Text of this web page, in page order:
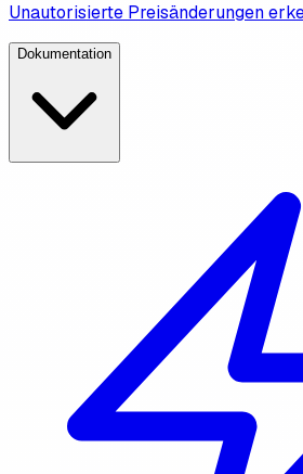
Unautorisierte Preisänderungen
Dokumentation